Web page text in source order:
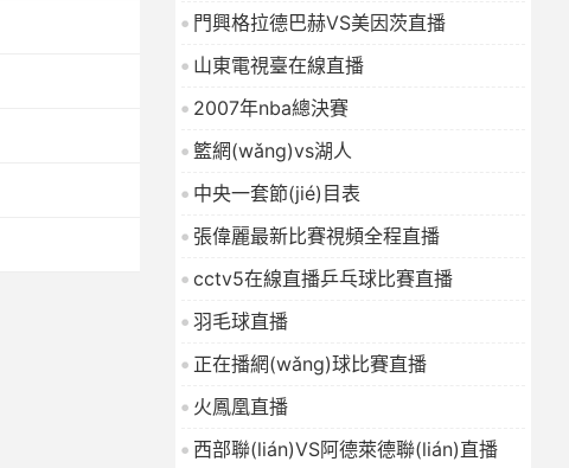
門興格拉德巴赫VS美因茨直播
山東電視臺在線直播
2007年nba總決賽
籃網(wǎng)vs湖人
中央一套節(jié)目表
張偉麗最新比賽視頻全程直播
cctv5在線直播乒乓球比賽直播
羽毛球直播
正在播網(wǎng)球比賽直播
火鳳凰直播
西部聯(lián)VS阿德萊德聯(lián)直播